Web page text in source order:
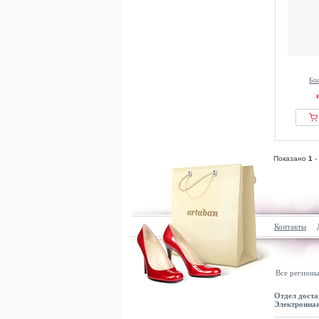
Показано 1 -
Контакты
Все регионы
Отдел